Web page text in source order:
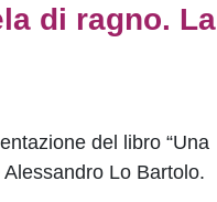
di ragno. La
del libro “Una
Lo Bartolo.